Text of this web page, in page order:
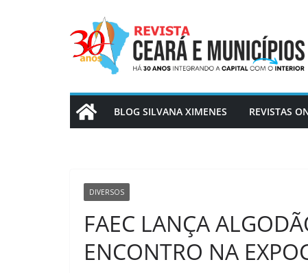
BLOG SILVANA XIMENES REVISTAS
DIVERSOS
FAEC LANÇA
ENCONTRO NA